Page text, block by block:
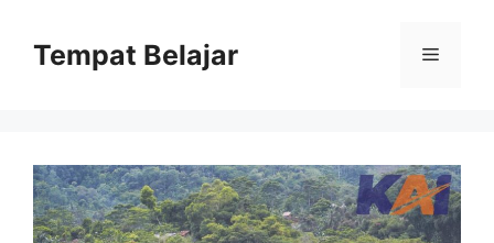
contentTempat Belajar Menu